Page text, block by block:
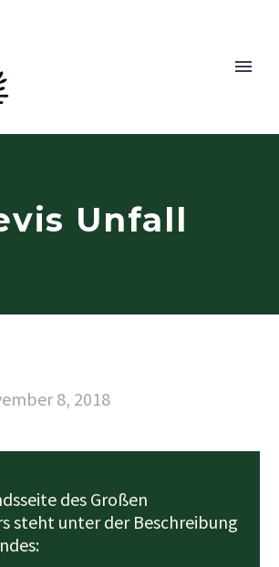
Unfall
8, 2018
des Großen
steht unter der Beschreibung